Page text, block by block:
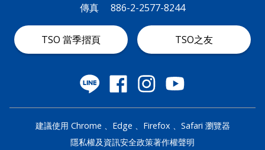
傳真
886-2-2577-8244
TSO 當季摺頁 TSO之友
建議使用 Chrome 、Edge 、Firefox 、Safari 瀏覽器
隱私權及資訊安全政策著作權聲明